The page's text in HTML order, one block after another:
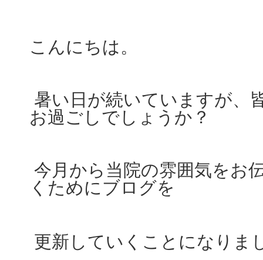
こんにちは。
暑い日が続いていますが、
お過ごしでしょうか？
今月から当院の雰囲気をお
くためにブログを
更新していくことになりま